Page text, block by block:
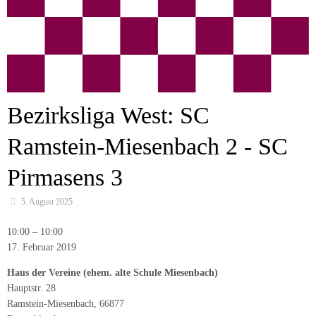
Bezirksliga West: SC
Ramstein-Miesenbach 2 - SC
Pirmasens 3
5. August 2025
Bezirksliga
West:
Ramstein-
Miesenbach
2
10:00 – 10:00
17. Februar 2019
Haus der Vereine (ehem. alte Schule Miesenbach)
Hauptstr. 28
Ramstein-Miesenbach 66877